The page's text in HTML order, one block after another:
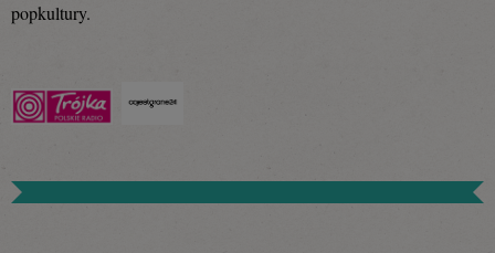
popkultury.